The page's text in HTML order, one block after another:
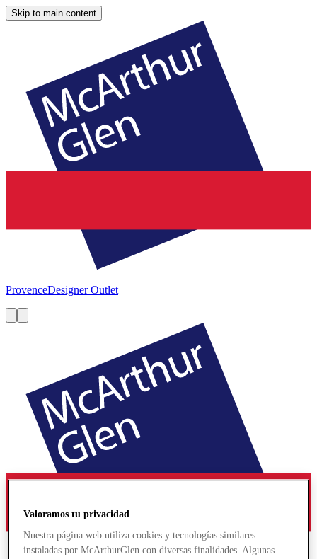
Skip to main content
ProvenceDesigner Outlet
Valoramos tu privacidad
Nuestra página web utiliza cookies y tecnologías similares
instaladas por McArthurGlen con diversas finalidades. Algunas